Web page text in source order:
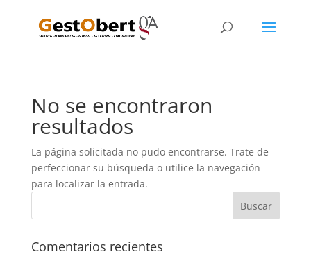
No se encontraron
resultados
La página solicitada no pudo encontrarse. Trate de
perfeccionar su búsqueda o utilice la navegación
para localizar la entrada.
Comentarios recientes